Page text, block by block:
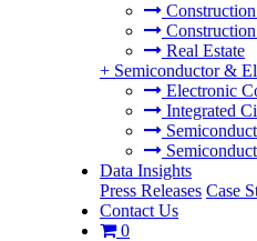
Real Estate
+ Semiconductor &
Electronic
Integrated
Data Insights
Press Releases Case
Contact Us
0